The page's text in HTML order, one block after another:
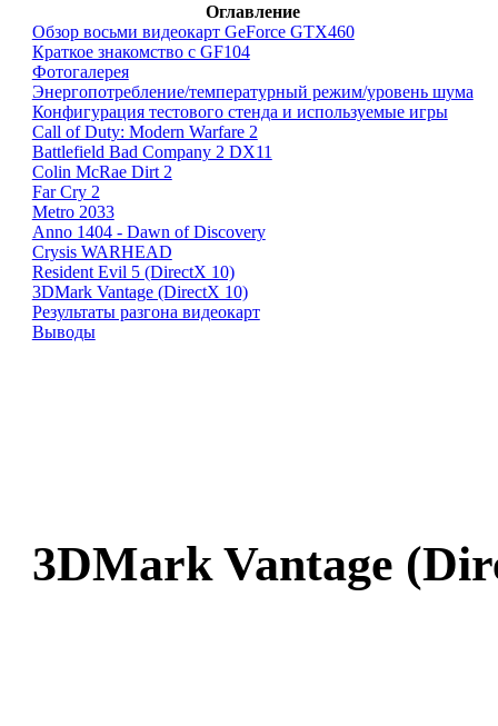
Оглавление
Обзор восьми видеокарт GeForce GTX460
Краткое знакомство с GF104
Фотогалерея
Энергопотребление/температурный режим/уровень шума
Конфигурация тестового стенда и используемые игры
Call of Duty: Modern Warfare 2
Battlefield Bad Company 2 DX11
Colin McRae Dirt 2
Far Cry 2
Metro 2033
Anno 1404 - Dawn of Discovery
Crysis WARHEAD
Resident Evil 5 (DirectX 10)
3DMark Vantage (DirectX 10)
Результаты разгона видеокарт
Выводы
3DMark Vantage